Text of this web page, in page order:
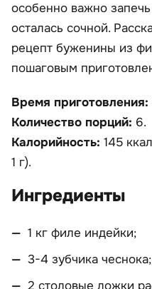
особенно важно
осталась сочной.
рецепт буженины из
пошаговым
Время приготовления:
Количество порций: 6.
Калорийность: 145
1 г).
Ингредиенты
1 кг филе индейки;
3-4 зубчика чеснока;
2 столовые ложки